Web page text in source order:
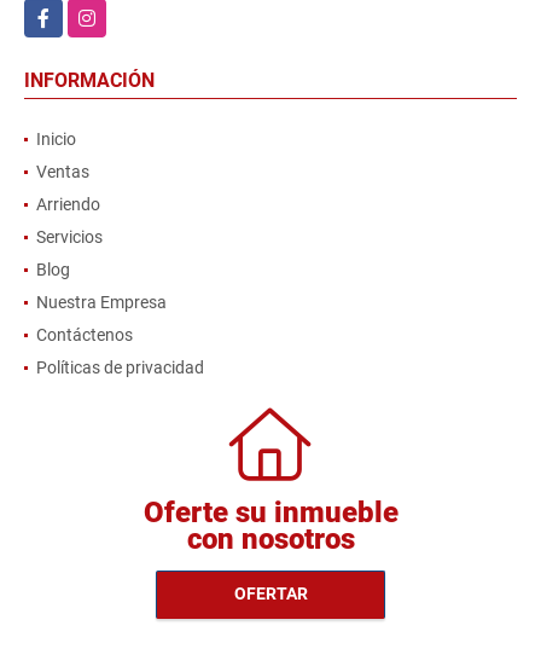
FacebookInstagram
INFORMACIÓN
Inicio
Ventas
Arriendo
Servicios
Blog
Nuestra Empresa
Contáctenos
Políticas de privacidad
Oferte su inmueble
con nosotros
OFERTAR